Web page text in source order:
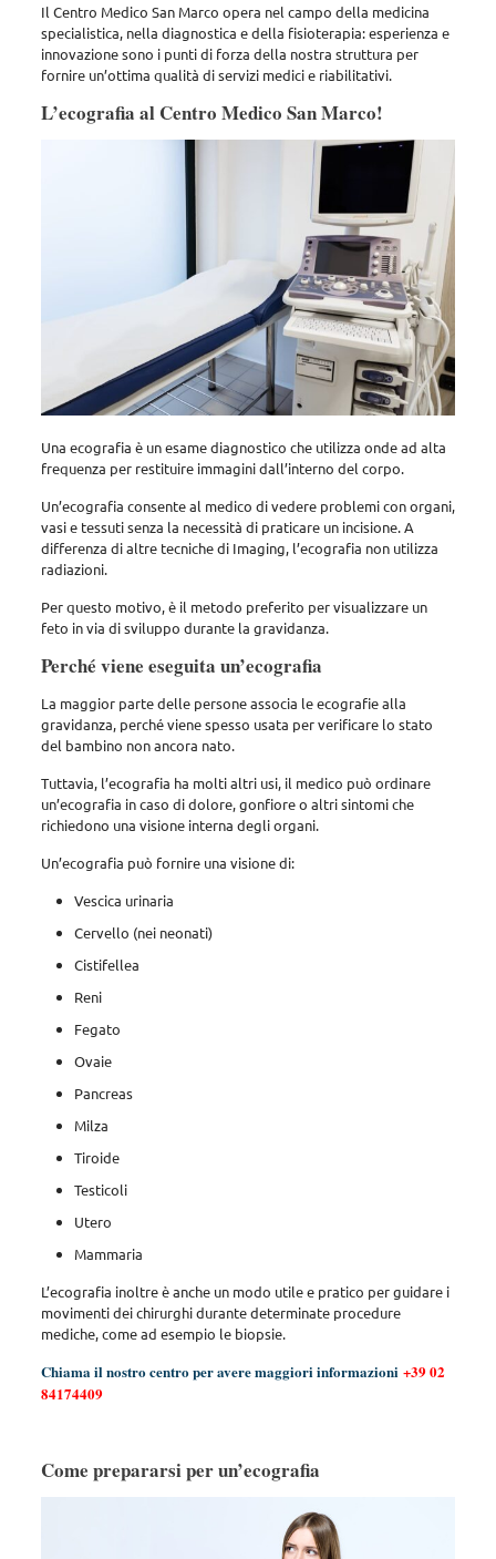
Il Centro Medico San Marco opera nel campo della medicina
specialistica, nella diagnostica e della fisioterapia: esperienza e
innovazione sono i punti di forza della nostra struttura per
fornire un’ottima qualità di servizi medici e riabilitativi.
L’ecografia al Centro Medico San Marco!
Una ecografia è un esame diagnostico che utilizza onde ad alta
frequenza per restituire immagini dall’interno del corpo.
Un’ecografia consente al medico di vedere problemi con organi,
vasi e tessuti senza la necessità di praticare un incisione. A
differenza di altre tecniche di Imaging, l’ecografia non utilizza
radiazioni.
Per questo motivo, è il metodo preferito per visualizzare un
feto in via di sviluppo durante la gravidanza.
Perché viene eseguita un’ecografia
La maggior parte delle persone associa le ecografie alla
gravidanza, perché viene spesso usata per verificare lo stato
del bambino non ancora nato.
Tuttavia, l’ecografia ha molti altri usi, il medico può ordinare
un’ecografia in caso di dolore, gonfiore o altri sintomi che
richiedono una visione interna degli organi.
Un’ecografia può fornire una visione di:
Vescica urinaria
Cervello (nei neonati)
Cistifellea
Reni
Fegato
Ovaie
Pancreas
Milza
Tiroide
Testicoli
Utero
Mammaria
L’ecografia inoltre è anche un modo utile e pratico per guidare i
movimenti dei chirurghi durante determinate procedure
mediche, come ad esempio le biopsie.
Chiama il nostro centro per avere maggiori informazioni +39 02
84174409
Come prepararsi per un’ecografia